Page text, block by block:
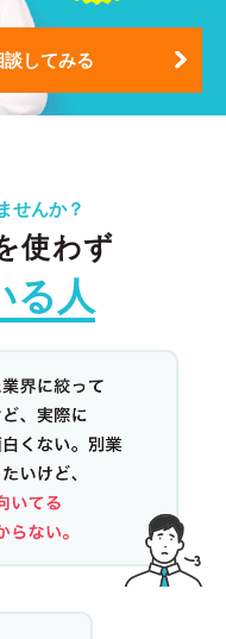
してみる
せんか？
使わず
る人